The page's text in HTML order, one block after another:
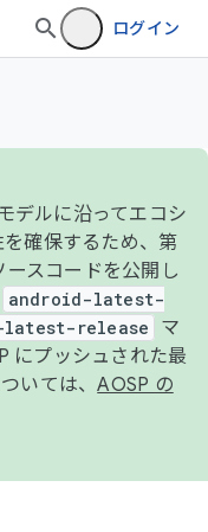
ログイン
デルに沿ってエコシ
確保するため、第
スコードを公開し
android-latest-
latest-release
マ
にプッシュされた最
いては、AOSP の